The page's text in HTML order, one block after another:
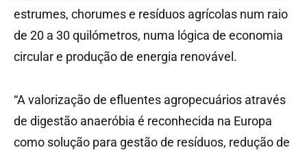
estrumes, chorumes e resíduos agrícolas num raio
de 20 a 30 quilómetros, numa lógica de economia
circular e produção de energia renovável.
“A valorização de efluentes agropecuários através
de digestão anaeróbia é reconhecida na Europa
como solução para gestão de resíduos, redução de